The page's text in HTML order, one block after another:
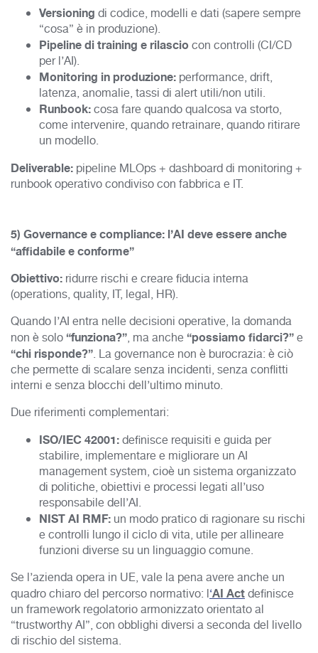
Versioning di codice, modelli e dati (sapere sempre
“cosa” è in produzione).
Pipeline di training e rilascio con controlli (CI/CD
per l’AI).
Monitoring in produzione: performance, drift,
latenza, anomalie, tassi di alert utili/non utili.
Runbook:cosa fare quando qualcosa va storto,
come intervenire, quando retrainare, quando ritirare
un modello.
Deliverable: pipeline MLOps + dashboard di monitoring +
runbook operativo condiviso con fabbrica e IT.
5) Governance e compliance: l’AI deve essere anche
“affidabile e conforme”
Obiettivo: ridurre rischi e creare fiducia interna
(operations, quality, IT, legal, HR).
Quando l’AI entra nelle decisioni operative, la domanda
non è solo “funziona?”, ma anche “possiamo fidarci?”e
“chi risponde?”. La governance non è burocrazia: è ciò
che permette di scalare senza incidenti, senza conflitti
interni e senza blocchi dell’ultimo minuto.
Due riferimenti complementari:
ISO/IEC 42001:definisce requisiti e guida per
stabilire, implementare e migliorare un AI
management system, cioè un sistema organizzato
di politiche, obiettivi e processi legati all’uso
responsabile dell’AI.
NIST AI RMF: un modo pratico di ragionare su rischi
e controlli lungo il ciclo di vita, utile per allineare
funzioni diverse su un linguaggio comune.
Se l’azienda opera in UE, vale la pena avere anche un
quadro chiaro del percorso normativo: l‘AI Actdefinisce
un framework regolatorio armonizzato orientato al
“trustworthy AI”, con obblighi diversi a seconda del livello
di rischio del sistema.